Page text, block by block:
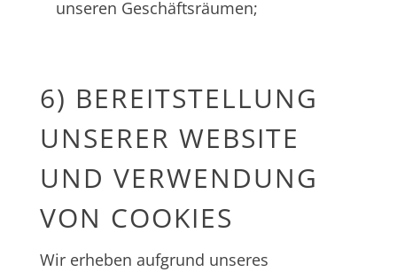
unseren Geschäftsräumen;
6) BEREITSTELLUNG
UNSERER WEBSITE
UND VERWENDUNG
VON COOKIES
Wir erheben aufgrund unseres